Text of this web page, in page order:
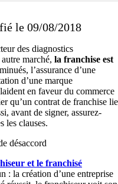
le 09/08/2018
des diagnostics
marché, la franchise est
l’assurance d’une
d’une marque
en faveur du commerce
qu’un contrat de franchise lie
avant de signer, assurez-
les clauses.
désaccord
et le franchisé
: la création d’une entreprise